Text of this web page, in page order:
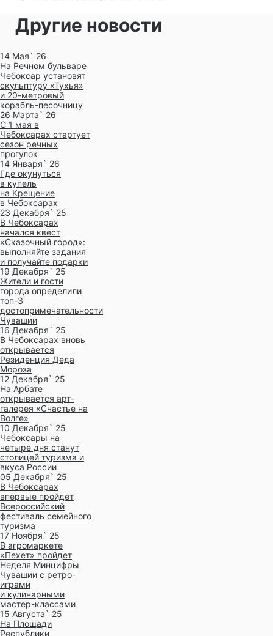
Другие новости
14 Мая` 26
На Речном бульваре
Чебоксар установят
скульптуру «Тухья»
и 20-метровый
корабль-песочницу
26 Марта` 26
С 1 мая в
Чебоксарах стартует
сезон речных
прогулок
14 Января` 26
Где окунуться
в купель
на Крещение
в Чебоксарах
23 Декабря` 25
В Чебоксарах
начался квест
«Сказочный город»:
выполняйте задания
и получайте подарки
19 Декабря` 25
Жители и гости
города определили
топ-3
достопримечательности
Чувашии
16 Декабря` 25
В Чебоксарах вновь
открывается
Резиденция Деда
Мороза
12 Декабря` 25
На Арбате
открывается арт-
галерея «Счастье на
Волге»
10 Декабря` 25
Чебоксары на
четыре дня станут
столицей туризма и
вкуса России
05 Декабря` 25
В Чебоксарах
впервые пройдет
Всероссийский
фестиваль семейного
туризма
17 Ноября` 25
В агромаркете
«Пехет» пройдет
Неделя Минцифры
Чувашии с ретро-
играми
и кулинарными
мастер-классами
15 Августа` 25
На Площади
Республики